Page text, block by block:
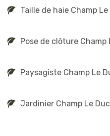
Taille de haie Champ
Pose de clôture Champ
Paysagiste Champ Le
Jardinier Champ Le Duc